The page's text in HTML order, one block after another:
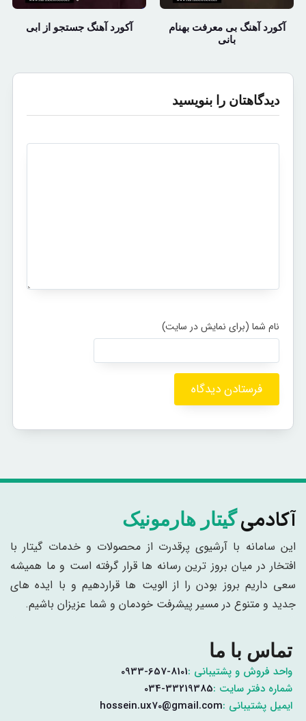
آکورد آهنگ بی معرفت بهنام
بانی
آکورد آهنگ جستجو از ابی
دیدگاهتان را بنویسید
آکادمیگیتار هارمونیک
این سامانه با آرشیوی پرقدرت از محصولات و خدمات گیتار با
افتخار در میان بروز ترین رسانه ها قرار گرفته است و ما همیشه
سعی داریم بروز بودن را از الویت ها قراردهیم و با ایده های
جدید و متنوع در مسیر پیشرفت خودمان و شما عزیزان باشیم.
تماس با ما
واحد فروش و پشتیبانی :0933-657-8101
شماره دفتر سایت :034-33219385
ایمیل پشتیبانی :hossein.ux70@gmail.com